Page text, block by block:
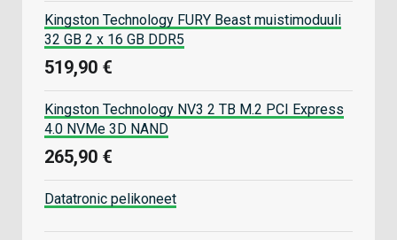
Kingston Technology FURY Beast muistimoduuli
32 GB 2 x 16 GB DDR5
519,90 €
Kingston Technology NV3 2 TB M.2 PCI Express
4.0 NVMe 3D NAND
265,90 €
Datatronic pelikoneet